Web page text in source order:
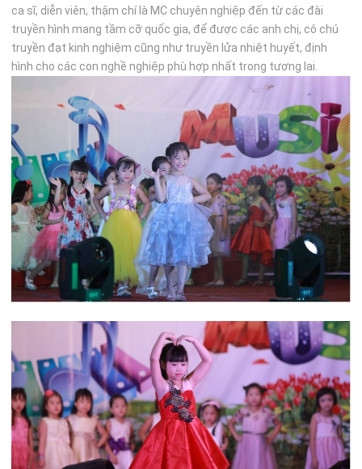
ca sĩ, diễn viên, thậm chí là MC chuyên nghiệp đến từ các đài
truyền hình mang tầm cỡ quốc gia, để được các anh chị, cô chú
truyền đạt kinh nghiệm cũng như truyền lửa nhiệt huyết, định
hình cho các con nghề nghiệp phù hợp nhất trong tương lai.